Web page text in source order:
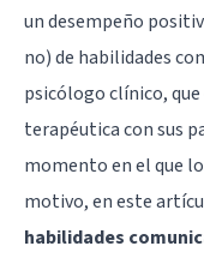
un desempeño
no) de habilidades
psicólogo clínico,
terapéutica con sus
momento en el que
motivo, en este
habilidades